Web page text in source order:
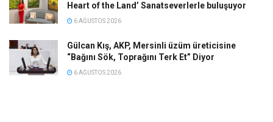
Heart of the Land’ Sanatseverlerle buluşuyor
6 AĞUSTOS 2026
Gülcan Kış, AKP, Mersinli üzüm üreticisine
“Bağını Sök, Toprağını Terk Et” Diyor
6 AĞUSTOS 2026